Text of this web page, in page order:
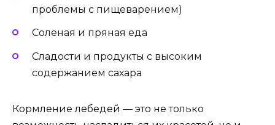
проблемы с пищеварением)
Соленая и пряная еда
Сладости и продукты с высоким
содержанием сахара
Кормление лебедей — это не только